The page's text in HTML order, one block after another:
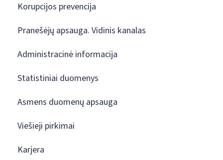
Korupcijos prevencija
Pranešėjų apsauga. Vidinis kanalas
Administracinė informacija
Statistiniai duomenys
Asmens duomenų apsauga
Viešieji pirkimai
Karjera